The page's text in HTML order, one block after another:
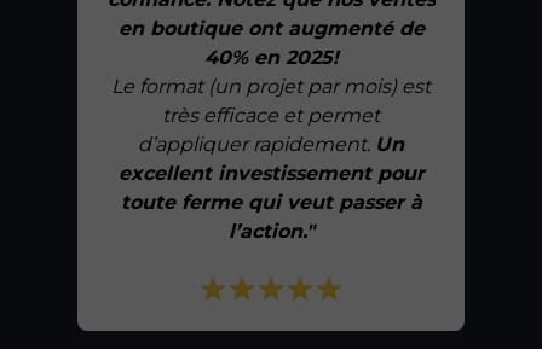
en boutique ont augmenté de
40% en 2025!
Le format (un projet par mois) est
très efficace et permet
d’appliquer rapidement. Un
excellent investissement pour
toute ferme qui veut passer à
l’action."